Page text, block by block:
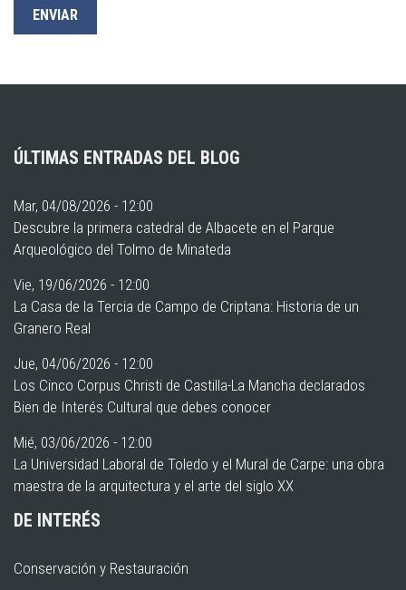
ÚLTIMAS ENTRADAS DEL BLOG
Mar, 04/08/2026 - 12:00
Descubre la primera catedral de Albacete en el Parque
Arqueológico del Tolmo de Minateda
Vie, 19/06/2026 - 12:00
La Casa de la Tercia de Campo de Criptana: Historia de un
Granero Real
Jue, 04/06/2026 - 12:00
Los Cinco Corpus Christi de Castilla-La Mancha declarados
Bien de Interés Cultural que debes conocer
Mié, 03/06/2026 - 12:00
La Universidad Laboral de Toledo y el Mural de Carpe: una obra
maestra de la arquitectura y el arte del siglo XX
DE INTERÉS
Conservación y Restauración